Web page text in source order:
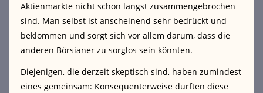
Aktienmärkte nicht schon längst zusammengebrochen
sind. Man selbst ist anscheinend sehr bedrückt und
beklommen und sorgt sich vor allem darum, dass die
anderen Börsianer zu sorglos sein könnten.
Diejenigen, die derzeit skeptisch sind, haben zumindest
eines gemeinsam: Konsequenterweise dürften diese